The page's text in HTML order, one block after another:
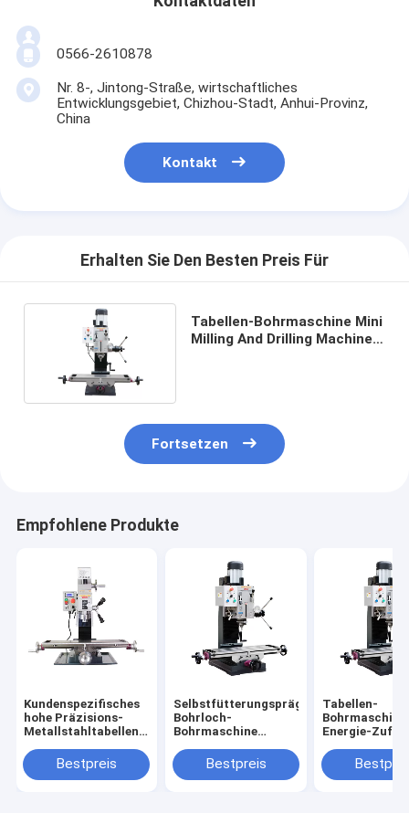
0566-2610878
Nr. 8-, Jintong-Straße, wirtschaftliches
Entwicklungsgebiet, Chizhou-Stadt, Anhui-Provinz,
China
Kontakt
Erhalten Sie Den Besten Preis Für
Tabellen-Bohrmaschine Mini
Milling And Drilling Machine
Fortsetzen
Empfohlene Produkte
Kundenspezifisches
hohe Präzisions-
Metallstahltabellen-
HUISN WMD25VB
dreht
Bestpreis
Selbstfütterungsprägebohrmaschine-
Bohrloch-
Bohrmaschine
Bestpreis
Tabellen-
Energie-
ZX45G und